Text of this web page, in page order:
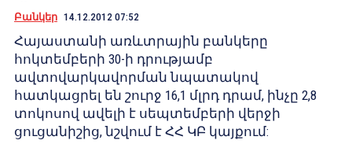
Բանկեր 14.12.2012 07:52
Հայաստանի առևտրային բանկերը
հոկտեմբերի 30-ի դրությամբ
ավտովարկավորման նպատակով
հատկացրել են շուրջ 16,1 մլրդ դրամ, ինչը 2,8
տոկոսով ավելի է սեպտեմբերի վերջի
ցուցանիշից, նշվում է ՀՀ ԿԲ կայքում: